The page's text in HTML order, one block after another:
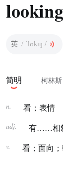
looking
英 / ˈlʊkɪŋ /
简明 柯林斯
n. 看；表情
adj. 有……相
v. 看；面向